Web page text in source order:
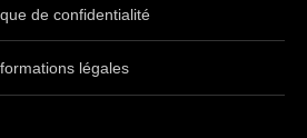
de confidentialité
légales